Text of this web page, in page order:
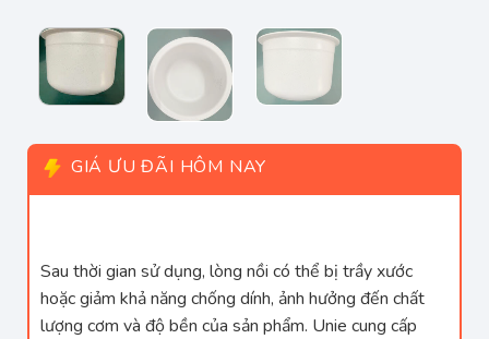
GIÁ ƯU ĐÃI HÔM NAY
Sau thời gian sử dụng, lòng nồi có thể bị trầy xước
hoặc giảm khả năng chống dính, ảnh hưởng đến chất
lượng cơm và độ bền của sản phẩm. Unie cung cấp